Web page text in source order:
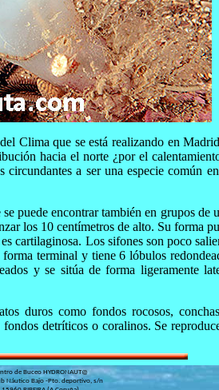
Clima que se está realizando en
hacia el norte ¿por el
a ser una especie común
puede encontrar también en grupos de
los 10 centímetros de alto. Su forma
cartilaginosa. Los sifones son poco
terminal y tiene 6 lóbulos
y se sitúa de forma ligeramente
duros como fondos rocosos,
detríticos o coralinos. Se
de Buceo HYDRONAUT@
Náutico Bajo -Pto. deportivo, s/n